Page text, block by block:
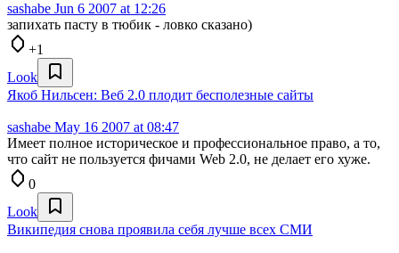
sashabe Jun 6 2007 at 12:26
запихать пасту в тюбик - ловко сказано)
+1
Look
Якоб Нильсен: Веб 2.0 плодит бесполезные сайты
sashabe May 16 2007 at 08:47
Имеет полное историческое и профессиональное право, а то,
что сайт не пользуется фичами Web 2.0, не делает его хуже.
0
Look
Википедия снова проявила себя лучше всех СМИ